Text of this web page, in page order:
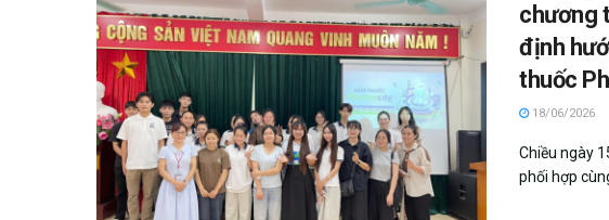
chương
định
thuốc
18/06/2026
Chiều ngày
phối hợp